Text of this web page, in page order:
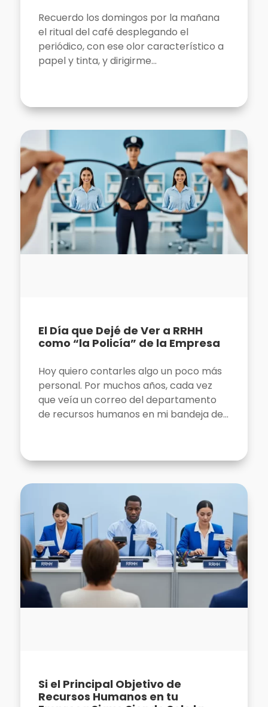
Recuerdo los domingos por la mañana
el ritual del café desplegando el
periódico, con ese olor característico a
papel y tinta, y dirigirme...
El Día que Dejé de Ver a RRHH
como “la Policía” de la Empresa
Hoy quiero contarles algo un poco más
personal. Por muchos años, cada vez
que veía un correo del departamento
de recursos humanos en mi bandeja de...
Si el Principal Objetivo de
Recursos Humanos en tu